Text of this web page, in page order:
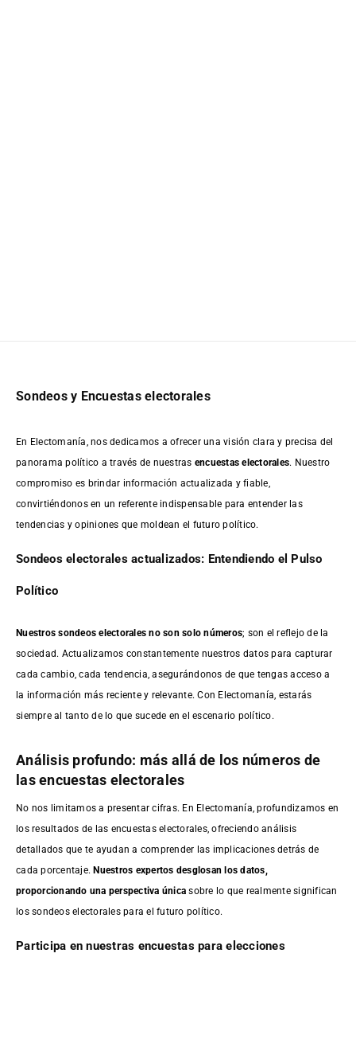
Sondeos y Encuestas electorales
En Electomanía, nos dedicamos a ofrecer una visión clara y precisa del
panorama político a través de nuestras encuestas electorales. Nuestro
compromiso es brindar información actualizada y fiable,
convirtiéndonos en un referente indispensable para entender las
tendencias y opiniones que moldean el futuro político.
Sondeos electorales actualizados: Entendiendo el Pulso
Político
Nuestros sondeos electorales no son solo números; son el reflejo de la
sociedad. Actualizamos constantemente nuestros datos para capturar
cada cambio, cada tendencia, asegurándonos de que tengas acceso a
la información más reciente y relevante. Con Electomanía, estarás
siempre al tanto de lo que sucede en el escenario político.
Análisis profundo: más allá de los números de
las encuestas electorales
No nos limitamos a presentar cifras. En Electomanía, profundizamos en
los resultados de las encuestas electorales, ofreciendo análisis
detallados que te ayudan a comprender las implicaciones detrás de
cada porcentaje.Nuestros expertos desglosan los datos,
proporcionando una perspectiva única sobre lo que realmente significan
los sondeos electorales para el futuro político.
Participa en nuestras encuestas para elecciones